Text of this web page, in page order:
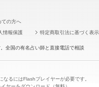
ての方へ
情報保護 特定商取引法に基づく表示
全国の有名占い師と直接電話で相談
なるにはFlashプレイヤーが必要です。